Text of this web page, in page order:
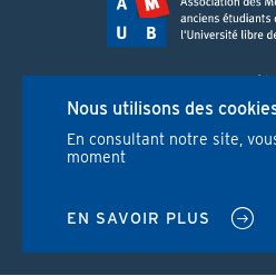
Route de Lennik
1070 Bruxelles
+32 2 555 67 94
SOCIAL
MENU
Nous utilisons des
En consultant notre site,
moment
EN SAVOIR PLUS